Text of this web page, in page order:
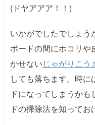
(ドヤアアア！！)
いかがでしたでしょう
ボードの間にホコリや
かせないじゃがりこう
しても落ちます。時に
ドになってしまうか
ドの掃除法を知ってお